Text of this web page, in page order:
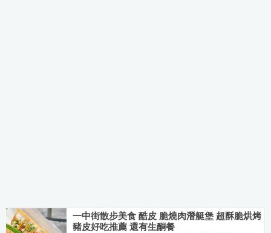
一中街散步美食 酷皮 脆燒肉潛艇堡 超酥脆烘烤
豬皮好吃推薦 還有生酮餐